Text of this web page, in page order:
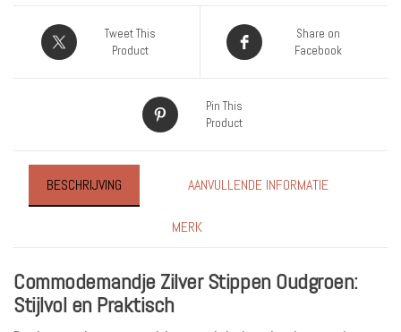
Tweet This
Product
Share on
Facebook
Pin This
Product
BESCHRIJVING AANVULLENDE INFORMATIE
MERK
Commodemandje Zilver Stippen Oudgroen:
Stijlvol en Praktisch